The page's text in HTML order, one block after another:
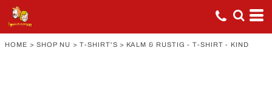
HOME > SHOP NU > T-SHIRT'S > KALM & RUSTIG - T-SHIRT - KIND